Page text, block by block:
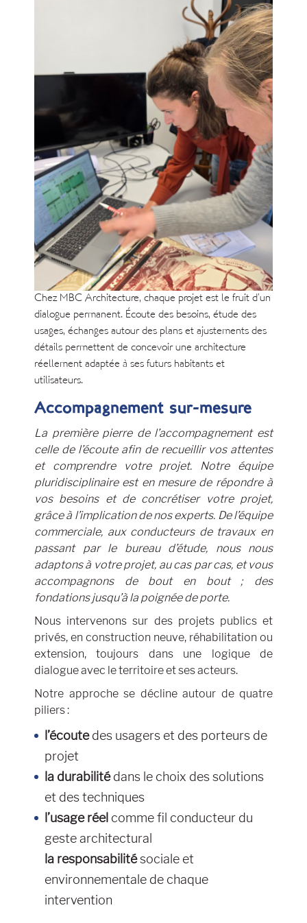
Chez MBC Architecture, chaque projet est le fruit d’un
dialogue permanent. Écoute des besoins, étude des
usages, échanges autour des plans et ajustements des
détails permettent de concevoir une architecture
réellement adaptée à ses futurs habitants et
utilisateurs.
Accompagnement sur-mesure
La première pierre de l’accompagnement est
celle de l’écoute afin de recueillir vos attentes
et comprendre votre projet. Notre équipe
pluridisciplinaire est en mesure de répondre à
vos besoins et de concrétiser votre projet,
grâce à l’implication de nos experts. De l’équipe
commerciale, aux conducteurs de travaux en
passant par le bureau d’étude, nous nous
adaptons à votre projet, au cas par cas, et vous
accompagnons de bout en bout ; des
fondations jusqu’à la poignée de porte.
Nous intervenons sur des projets publics et
privés, en construction neuve, réhabilitation ou
extension, toujours dans une logique de
dialogue avec le territoire et ses acteurs.
Notre approche se décline autour de quatre
piliers :
l’écoutedes usagers et des porteurs de
projet
la durabilitédans le choix des solutions
et des techniques
l’usage réel comme fil conducteur du
geste architectural
la responsabilitésociale et
environnementale de chaque
intervention